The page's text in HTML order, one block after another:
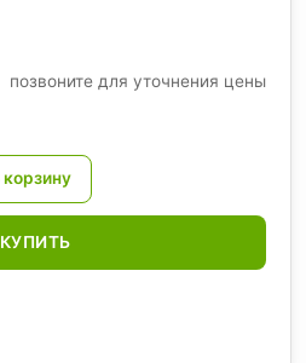
позвоните для уточнения цены
КУПИТЬ